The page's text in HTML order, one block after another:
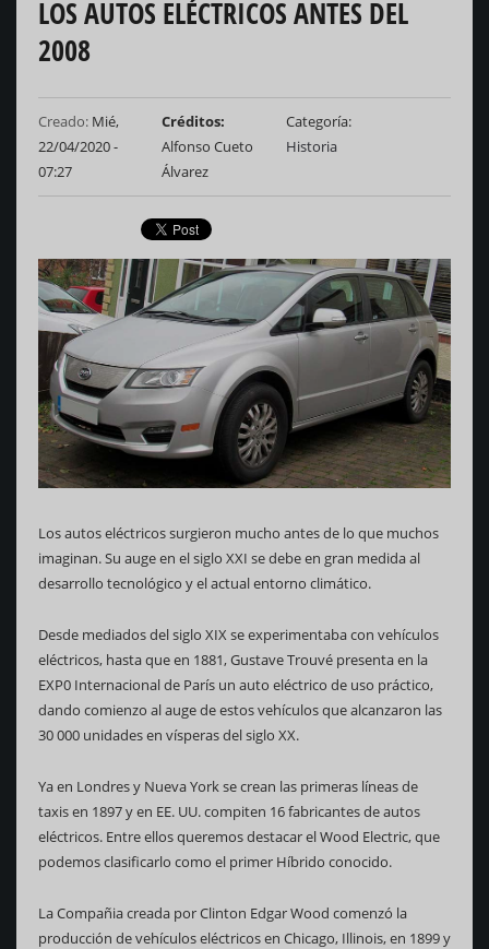
LOS AUTOS ELÉCTRICOS ANTES DEL
2008
Creado: Mié,
22/04/2020 -
07:27
Créditos
Alfonso Cueto
Álvarez
Categoría
Historia
Los autos eléctricos surgieron mucho antes de lo que muchos
imaginan. Su auge en el siglo XXI se debe en gran medida al
desarrollo tecnológico y el actual entorno climático.
Desde mediados del siglo XIX se experimentaba con vehículos
eléctricos, hasta que en 1881, Gustave Trouvé presenta en la
EXP0 Internacional de París un auto eléctrico de uso práctico,
dando comienzo al auge de estos vehículos que alcanzaron las
30 000 unidades en vísperas del siglo XX.
Ya en Londres y Nueva York se crean las primeras líneas de
taxis en 1897 y en EE. UU. compiten 16 fabricantes de autos
eléctricos. Entre ellos queremos destacar el Wood Electric, que
podemos clasificarlo como el primer Híbrido conocido.
La Compañia creada por Clinton Edgar Wood comenzó la
producción de vehículos eléctricos en Chicago, Illinois, en 1899 y